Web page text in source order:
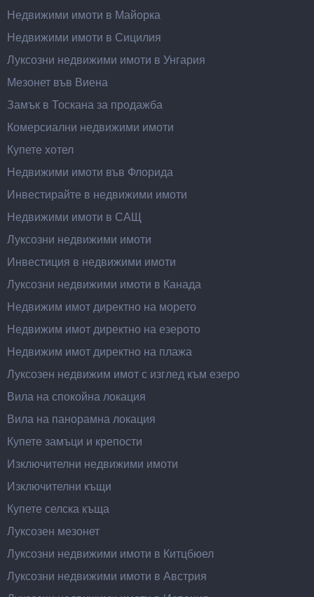
Недвижими имоти в Майорка
Недвижими имоти в Сицилия
Луксозни недвижими имоти в Унгария
Мезонет във Виена
Замък в Тоскана за продажба
Комерсиални недвижими имоти
Купете хотел
Недвижими имоти във Флорида
Инвестирайте в недвижими имоти
Недвижими имоти в САЩ
Луксозни недвижими имоти
Инвестиция в недвижими имоти
Луксозни недвижими имоти в Канада
Недвижим имот директно на морето
Недвижим имот директно на езерото
Недвижим имот директно на плажа
Луксозен недвижим имот с изглед към езеро
Вила на спокойна локация
Вила на панорамна локация
Купете замъци и крепости
Изключителни недвижими имоти
Изключителни къщи
Купете селска къща
Луксозен мезонет
Луксозни недвижими имоти в Китцбюел
Луксозни недвижими имоти в Австрия